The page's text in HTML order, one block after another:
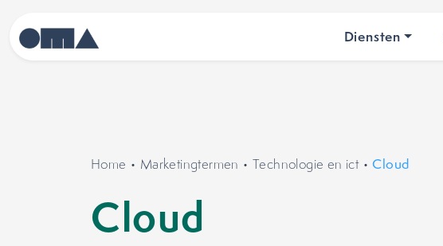
Diensten
Home • Marketingtermen •Technologie en ict•Cloud
Cloud